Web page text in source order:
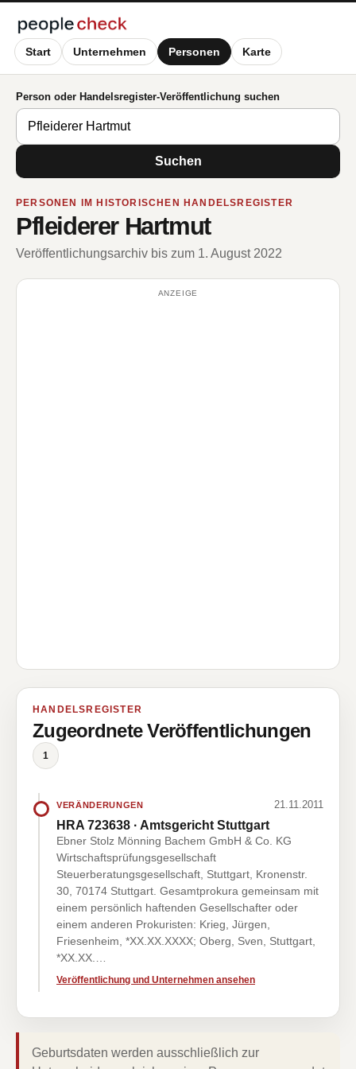
Start Unternehmen Personen Karte
Person oder Handelsregister-Veröffentlichung suchen
Suchen
PERSONEN IM HISTORISCHEN HANDELSREGISTER
Pfleiderer Hartmut
Veröffentlichungsarchiv bis zum 1. August 2022
ANZEIGE
HANDELSREGISTER
Zugeordnete Veröffentlichungen
1
VERÄNDERUNGEN 21.11.2011
HRA 723638 · Amtsgericht Stuttgart
Ebner Stolz Mönning Bachem GmbH & Co. KG
Wirtschaftsprüfungsgesellschaft
Steuerberatungsgesellschaft, Stuttgart, Kronenstr.
30, 70174 Stuttgart. Gesamtprokura gemeinsam mit
einem persönlich haftenden Gesellschafter oder
einem anderen Prokuristen: Krieg, Jürgen,
Friesenheim, *XX.XX.XXXX; Oberg, Sven, Stuttgart,
*XX.XX.…
Veröffentlichung und Unternehmen ansehen
Geburtsdaten werden ausschließlich zur